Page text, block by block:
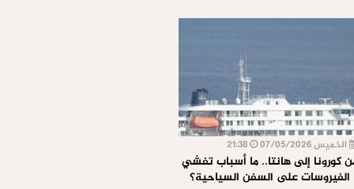
07/05/2026
21:38
إلى هانتا.. ما أسباب تفشي
على السفن السياحية؟